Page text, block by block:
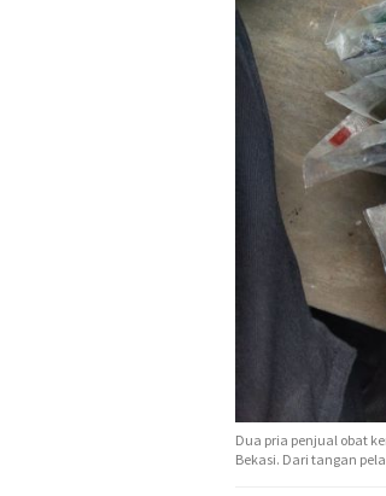
Dua pria penjual obat
Bekasi. Dari tangan